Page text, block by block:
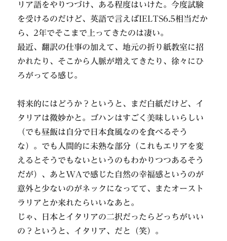
リア語をやりつづけ、ある程度はいけた。今度試験
を受けるのだけど、英語で言えばIELTS6.5相当だか
ら、2年でそこまで上ってきたのは凄い。
最近、翻訳の仕事の加えて、地元の折り紙教室に招
かれたり、そこから人脈が増えてきたり、徐々にひ
ろがってる感じ。
将来的にはどうか？というと、まだ白紙だけど、イ
タリアは微妙かと。ゴハンはすごく美味しいらしい
（でも昼飯は自分で日本食風なのを食べるそう
な）。でも人間的に未熟な部分（これもエリアを変
えるとそうでもないというのもわかりつつあるそう
だが）、あとWAで感じた自然の幸福感というのが
意外と少ないのがネックになってて、またオースト
ラリアとか来れたらいいなあと。
じゃ、日本とイタリアの二択だったらどっちがいい
の？というと、イタリア、だと（笑）。